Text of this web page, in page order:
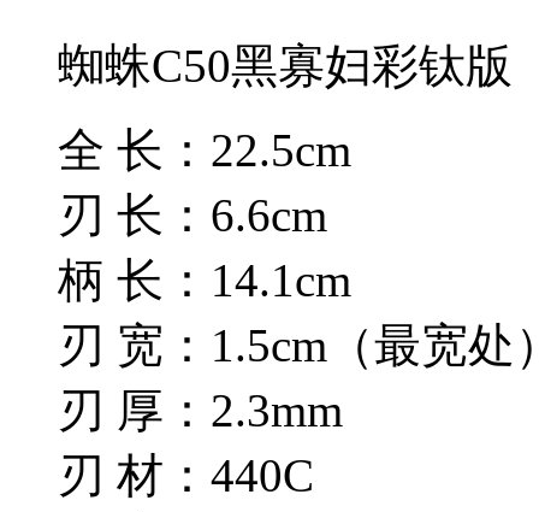
蜘蛛C50黑寡妇彩钛版
全 长：22.5cm
刃 长：6.6cm
柄 长：14.1cm
刃 宽：1.5cm（最宽处
刃 厚：2.3mm
刃 材：440C